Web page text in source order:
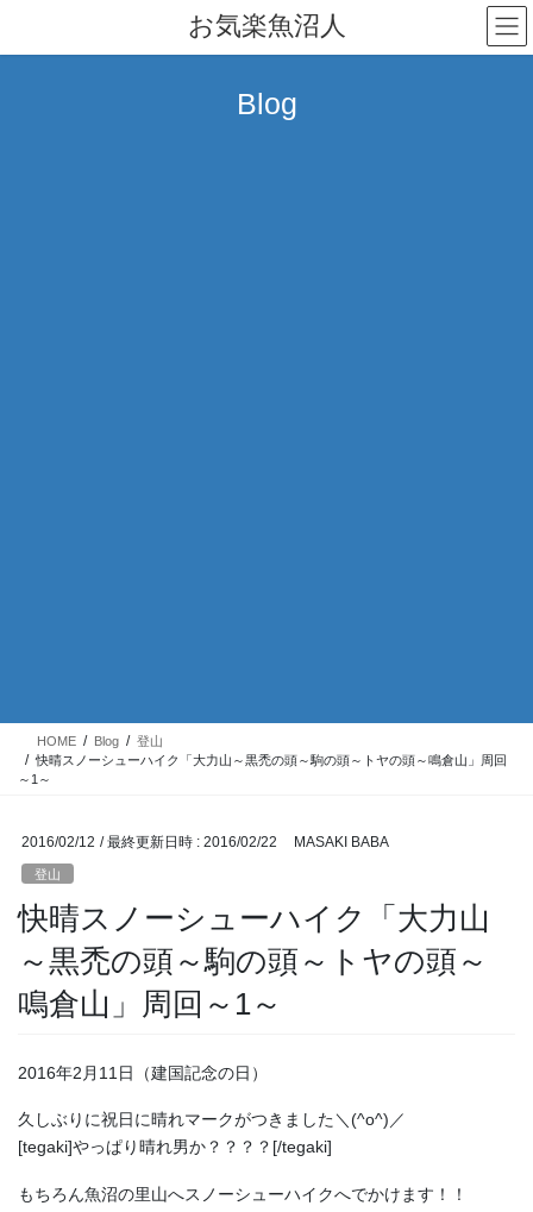
テ
ゲ
お気楽魚沼人
Blog
HOME Blog
登山
快晴スノーシューハイク「大力山～黒禿の頭～駒の頭～トヤの頭～鳴倉山」周回
～1～
2016/02/12 / 最終更新日時 : 2016/02/22 MASAKI BABA
登山
快晴スノーシューハイク「大力山
～黒禿の頭～駒の頭～トヤの頭～
鳴倉山」周回～1～
2016年2月11日（建国記念の日）
久しぶりに祝日に晴れマークがつきました＼(^o^)／
[tegaki]やっぱり晴れ男か？？？？[/tegaki]
もちろん魚沼の里山へスノーシューハイクへでかけます！！